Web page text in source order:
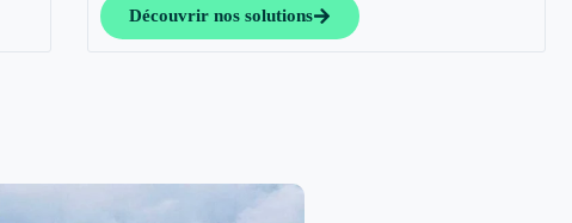
Découvrir nos solutions